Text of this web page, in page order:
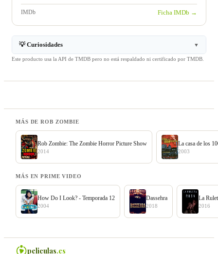
IMDb Ficha IMDb →
💡 Curiosidades ▼
Este producto usa la API de TMDB pero no está respaldado ni certificado por TMDB.
MÁS DE ROB ZOMBIE
Rob Zombie: The Zombie Horror Picture Show
2014
La casa de los
2003
MÁS EN PRIME VIDEO
How Do I Look? - Temporada 12
2004
Dassehra
2018
La
2016
peliculas.es